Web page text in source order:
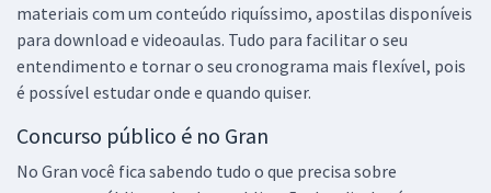
materiais com um conteúdo riquíssimo, apostilas disponíveis
para download e videoaulas. Tudo para facilitar o seu
entendimento e tornar o seu cronograma mais flexível, pois
é possível estudar onde e quando quiser.
Concurso público é no Gran
No Gran você fica sabendo tudo o que precisa sobre